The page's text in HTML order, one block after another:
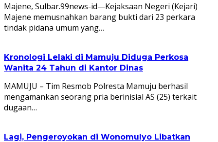
Majene, Sulbar.99news-id—Kejaksaan Negeri (Kejari)
Majene memusnahkan barang bukti dari 23 perkara
tindak pidana umum yang…
Kronologi Lelaki di Mamuju Diduga Perkosa
Wanita 24 Tahun di Kantor Dinas
MAMUJU – Tim Resmob Polresta Mamuju berhasil
mengamankan seorang pria berinisial AS (25) terkait
dugaan…
Lagi, Pengeroyokan di Wonomulyo Libatkan